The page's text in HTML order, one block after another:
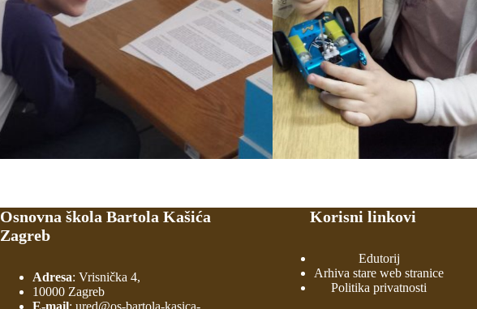
Osnovna škola Bartola Kašića
Zagreb
Adresa: Vrisnička 4,
10000 Zagreb
E-mail: ured@os-bartola-kasica-
Korisni linkovi
Edutorij
Arhiva stare web stranice
Politika privatnosti